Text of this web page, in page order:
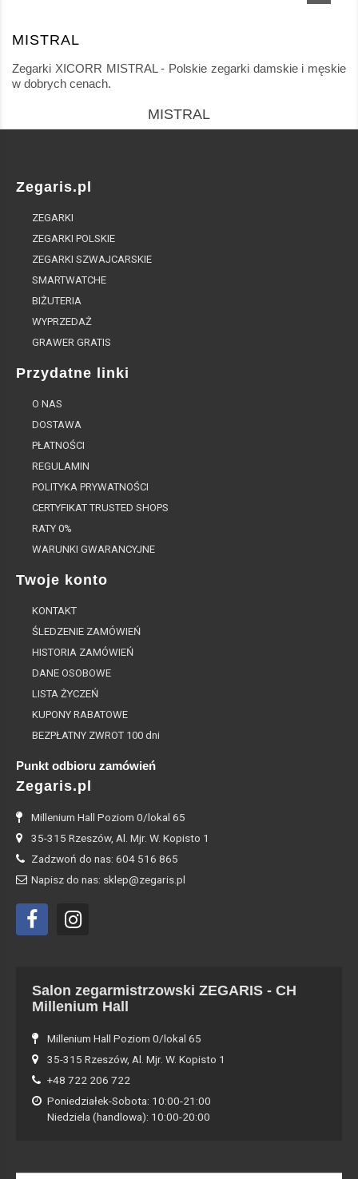
MISTRAL
Zegarki XICORR MISTRAL - Polskie zegarki damskie i męskie
w dobrych cenach.
MISTRAL
Zegaris.pl
ZEGARKI
ZEGARKI POLSKIE
ZEGARKI SZWAJCARSKIE
SMARTWATCHE
BIŻUTERIA
WYPRZEDAŻ
GRAWER GRATIS
Przydatne linki
O NAS
DOSTAWA
PŁATNOŚCI
REGULAMIN
POLITYKA PRYWATNOŚCI
CERTYFIKAT TRUSTED SHOPS
RATY 0%
WARUNKI GWARANCYJNE
Twoje konto
KONTAKT
ŚLEDZENIE ZAMÓWIEŃ
HISTORIA ZAMÓWIEŃ
DANE OSOBOWE
LISTA ŻYCZEŃ
KUPONY RABATOWE
BEZPŁATNY ZWROT 100 dni
Punkt odbioru zamówień
Zegaris.pl
Millenium Hall Poziom 0/lokal 65
35-315 Rzeszów, Al. Mjr. W. Kopisto 1
Zadzwoń do nas: 604 516 865
Napisz do nas: sklep@zegaris.pl
Salon zegarmistrzowski ZEGARIS - CH
Millenium Hall
Millenium Hall Poziom 0/lokal 65
35-315 Rzeszów, Al. Mjr. W. Kopisto 1
+48 722 206 722
Poniedziałek-Sobota: 10:00-21:00
Niedziela (handlowa): 10:00-20:00